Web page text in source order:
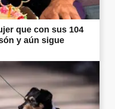
que con sus 104
y aún sigue